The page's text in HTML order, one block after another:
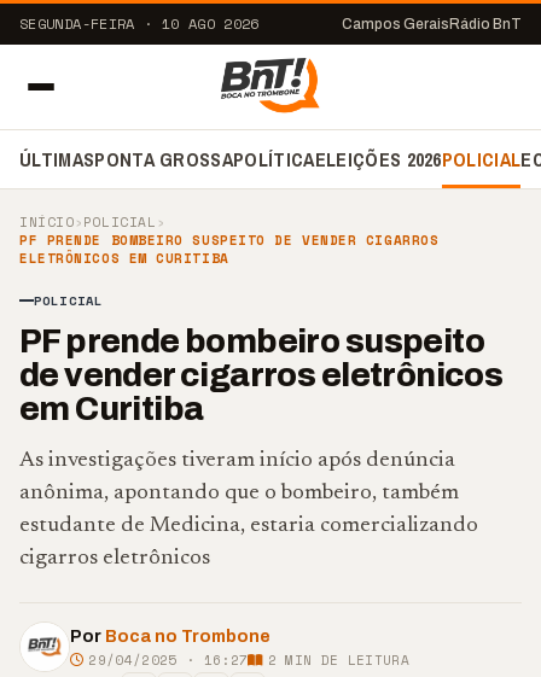
SEGUNDA-FEIRA · 10 AGO 2026 Campos Gerais Rádio BnT
ÚLTIMASPONTA GROSSAPOLÍTICAELEIÇÕES 2026POLICIAL
INÍCIO›POLICIAL ›
PF PRENDE BOMBEIRO SUSPEITO DE VENDER CIGARROS
ELETRÔNICOS EM CURITIBA
POLICIAL
PF prende bombeiro suspeito
de vender cigarros eletrônicos
em Curitiba
As investigações tiveram início após denúncia
anônima, apontando que o bombeiro, também
estudante de Medicina, estaria comercializando
cigarros eletrônicos
Por Boca no Trombone
29/04/2025 · 16:27 2 MIN DE LEITURA